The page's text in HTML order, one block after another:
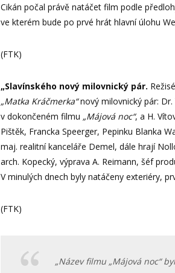
Cikán počal právě natáčet film podle
ve kterém bude po prvé hrát hlavní úlohu
(FTK)
„Slavínského nový milovnický pár.
„Matka Kráčmerka“nový milovnický pár:
v dokončeném filmu „Májová noc“, a H.
Pištěk, Francka Speerger, Pepinku Blanka
maj. realitní kanceláře Demel, dále hrají
arch. Kopecký, výprava A. Reimann, šéf
V minulých dnech byly natáčeny exteriéry,
(FTK)
„Název filmu „Májová noc“